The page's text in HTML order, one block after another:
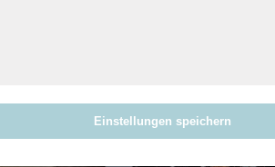
Einstellungen speichern